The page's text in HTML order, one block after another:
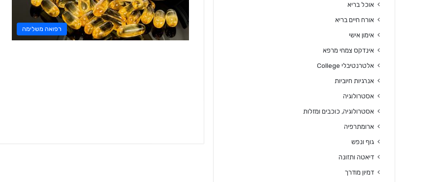
רפואה משלימה
אוכל בריא
אורח חיים בריא
אימון אישי
אינדקס צמחי מרפא
אלטרנטיבלי College
אנרגיות חיוביות
אסטרולוגיה
אסטרולוגיה, כוכבים ומזלות
ארומתרפיה
גוף ונפש
דיאטה ותזונה
דמיון מודרך